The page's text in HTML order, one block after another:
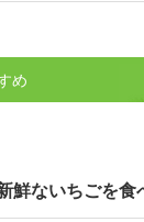
め
鮮ないちごを食